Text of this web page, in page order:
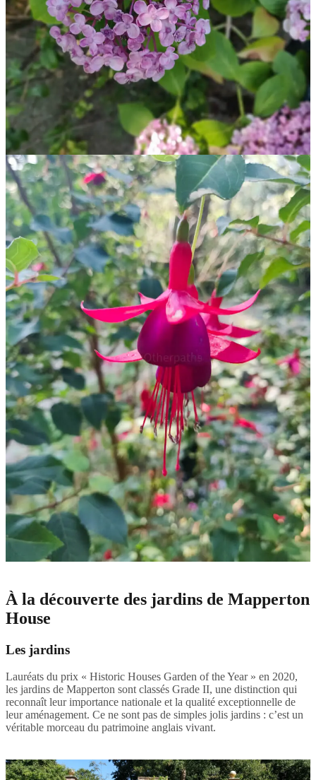
À la découverte des jardins de Mapperton
House
Les jardins
Lauréats du prix « Historic Houses Garden of the Year » en 2020,
les jardins de Mapperton sont classés Grade II, une distinction qui
reconnaît leur importance nationale et la qualité exceptionnelle de
leur aménagement. Ce ne sont pas de simples jolis jardins : c’est un
véritable morceau du patrimoine anglais vivant.